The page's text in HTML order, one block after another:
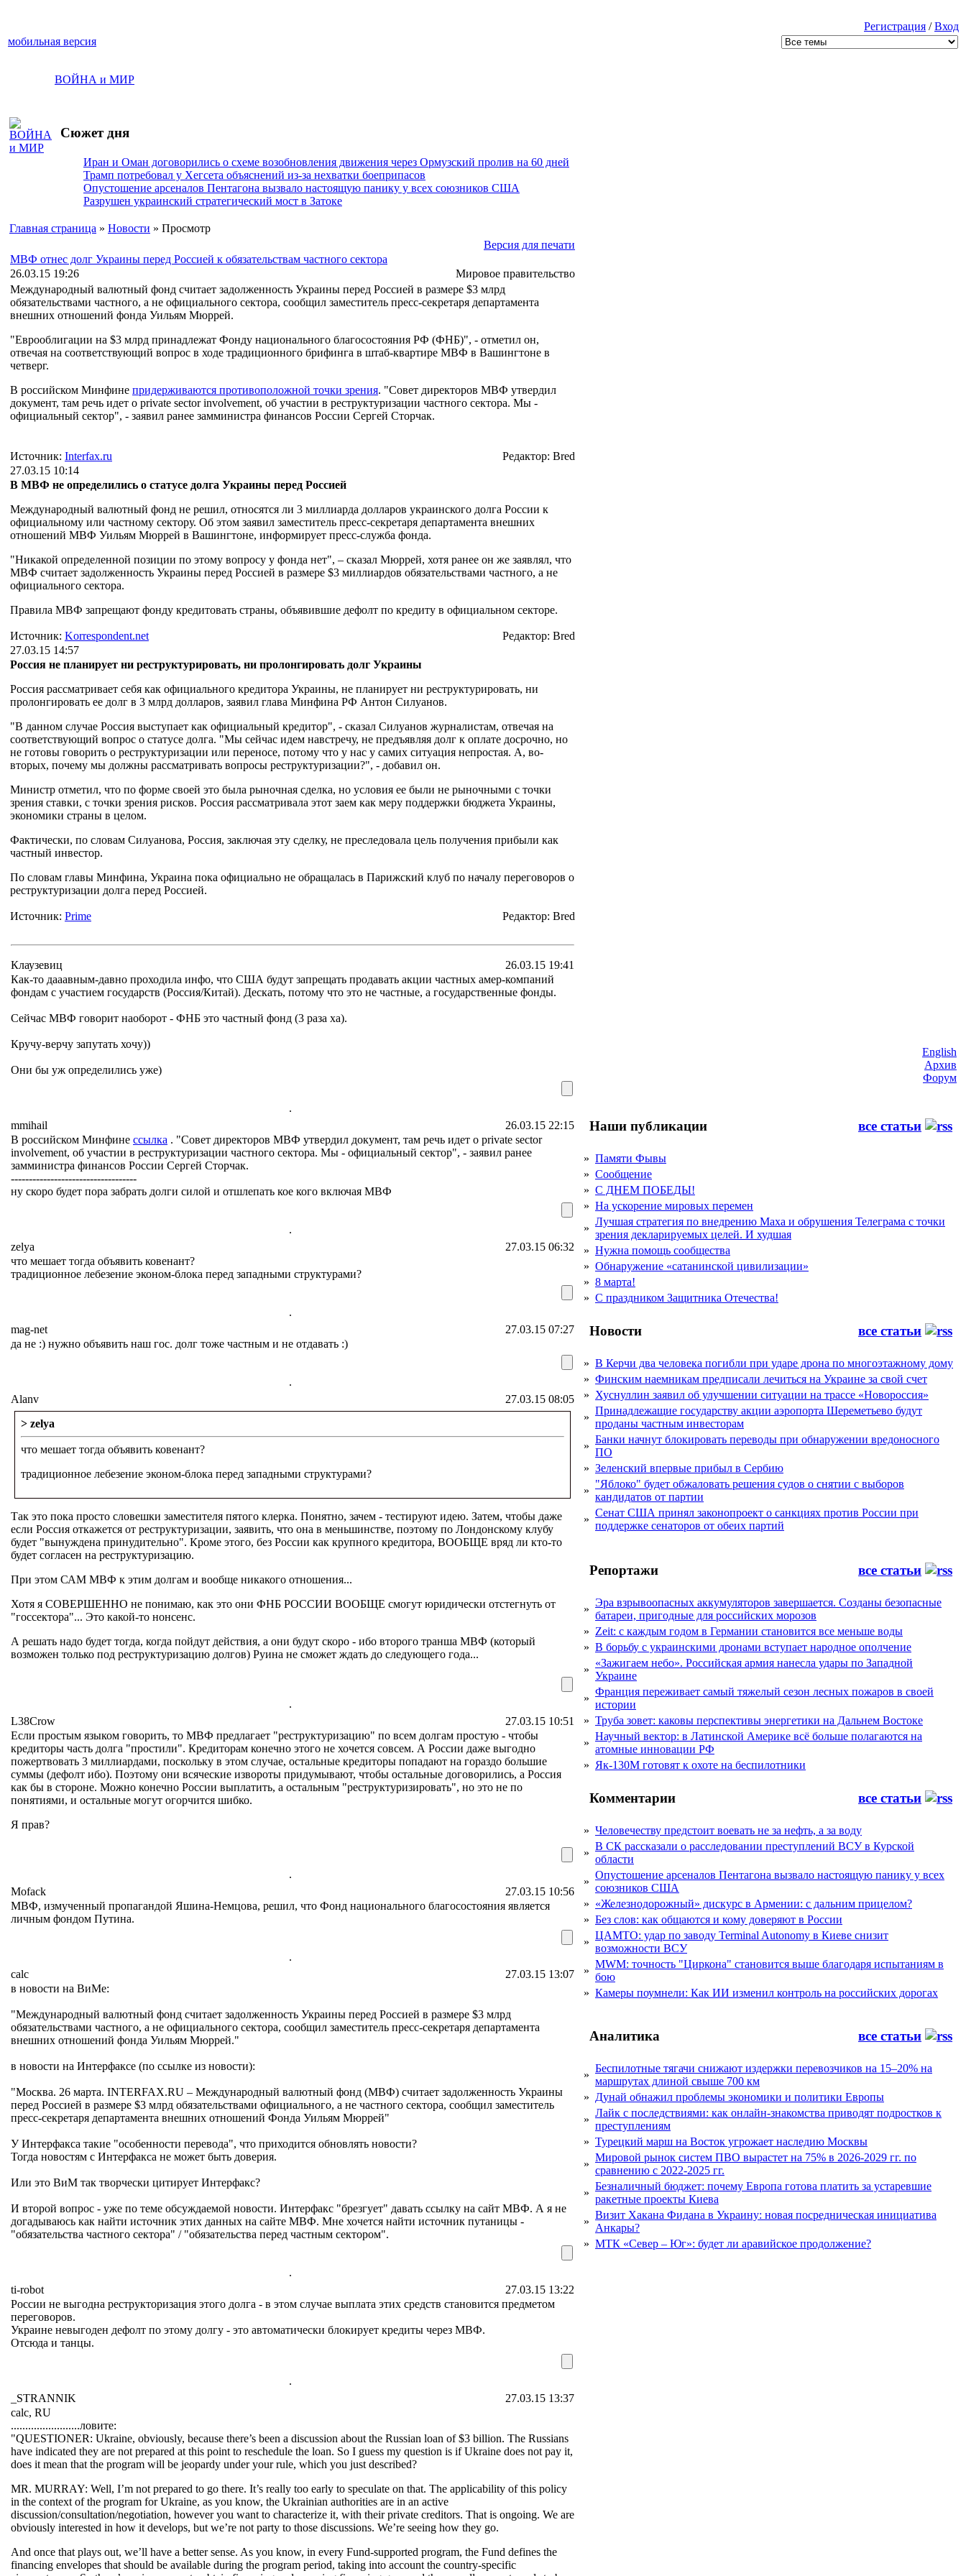
Регистрация /Вход
мобильная версия
ВОЙНА и МИР
Сюжет дня
Иран и Оман договорились о схеме возобновления движения через Ормузский пролив на 60 дней
Трамп потребовал у Хегсета объяснений из-за нехватки боеприпасов
Опустошение арсеналов Пентагона вызвало настоящую панику у всех союзников США
Разрушен украинский стратегический мост в Затоке
Главная страница » Новости » Просмотр
Версия для печати
МВФ отнес долг Украины перед Россией к обязательствам частного сектора
26.03.15 19:26
Мировое правительство
Международный валютный фонд считает задолженность Украины перед Россией в размере $3 млрд
обязательствами частного, а не официального сектора, сообщил заместитель пресс-секретаря департамента
внешних отношений фонда Уильям Мюррей.
"Еврооблигации на $3 млрд принадлежат Фонду национального благосостояния РФ (ФНБ)", - отметил он,
отвечая на соответствующий вопрос в ходе традиционного брифинга в штаб-квартире МВФ в Вашингтоне в
четверг.
В российском Минфине придерживаются противоположной точки зрения. "Совет директоров МВФ утвердил
документ, там речь идет о private sector involvement, об участии в реструктуризации частного сектора. Мы -
официальный сектор", - заявил ранее замминистра финансов России Сергей Сторчак.
Источник: Interfax.ru
Редактор: Bred
27.03.15 10:14
В МВФ не определились о статусе долга Украины перед Россией
Международный валютный фонд не решил, относятся ли 3 миллиарда долларов украинского долга России к
официальному или частному сектору. Об этом заявил заместитель пресс-секретаря департамента внешних
отношений МВФ Уильям Мюррей в Вашингтоне, информирует пресс-служба фонда.
"Никакой определенной позиции по этому вопросу у фонда нет", – сказал Мюррей, хотя ранее он же заявлял, что
МВФ считает задолженность Украины перед Россией в размере $3 миллиардов обязательствами частного, а не
официального сектора.
Правила МВФ запрещают фонду кредитовать страны, объявившие дефолт по кредиту в официальном секторе.
Источник: Korrespondent.net
Редактор: Bred
27.03.15 14:57
Россия не планирует ни реструктурировать, ни пролонгировать долг Украины
Россия рассматривает себя как официального кредитора Украины, не планирует ни реструктурировать, ни
пролонгировать ее долг в 3 млрд долларов, заявил глава Минфина РФ Антон Силуанов.
"В данном случае Россия выступает как официальный кредитор", - сказал Силуанов журналистам, отвечая на
соответствующий вопрос о статусе долга. "Мы сейчас идем навстречу, не предъявляя долг к оплате досрочно, но
не готовы говорить о реструктуризации или переносе, потому что у нас у самих ситуация непростая. А, во-
вторых, почему мы должны рассматривать вопросы реструктуризации?", - добавил он.
Министр отметил, что по форме своей это была рыночная сделка, но условия ее были не рыночными с точки
зрения ставки, с точки зрения рисков. Россия рассматривала этот заем как меру поддержки бюджета Украины,
экономики страны в целом.
Фактически, по словам Силуанова, Россия, заключая эту сделку, не преследовала цель получения прибыли как
частный инвестор.
По словам главы Минфина, Украина пока официально не обращалась в Парижский клуб по началу переговоров о
реструктуризации долга перед Россией.
Источник: Prime Редактор: Bred
Клаузевиц
26.03.15 19:41
Как-то дааавным-давно проходила инфо, что США будут запрещать продавать акции частных амер-компаний
фондам с участием государств (Россия/Китай). Дескать, потому что это не частные, а государственные фонды.
Сейчас МВФ говорит наоборот - ФНБ это частный фонд (3 раза ха).
Кручу-верчу запутать хочу))
Они бы уж определились уже)
.
mmihail
26.03.15 22:15
В российском Минфине ссылка . "Совет директоров МВФ утвердил документ, там речь идет о private sector
involvement, об участии в реструктуризации частного сектора. Мы - официальный сектор", - заявил ранее
замминистра финансов России Сергей Сторчак.
-----------------------------------
ну скоро будет пора забрать долги силой и отшлепать кое кого включая МВФ
.
zelya
27.03.15 06:32
что мешает тогда объявить ковенант?
традиционное лебезение эконом-блока перед западными структурами?
.
mag-net
27.03.15 07:27
да не :) нужно объявить наш гос. долг тоже частным и не отдавать :)
.
Alanv
27.03.15 08:05
> zelya
что мешает тогда объявить ковенант?
традиционное лебезение эконом-блока перед западными структурами?
Так это пока просто словешки заместителя пятого клерка. Понятно, зачем - тестируют идею. Затем, чтобы даже
если Россия откажется от реструктуризации, заявить, что она в меньшинстве, поэтому по Лондонскому клубу
будет "вынуждена принудительно". Кроме этого, без России как крупного кредитора, ВООБЩЕ вряд ли кто-то
будет согласен на реструктуризацию.
При этом САМ МВФ к этим долгам и вообще никакого отношения...
Хотя я СОВЕРШЕННО не понимаю, как это они ФНБ РОССИИ ВООБЩЕ смогут юридически отстегнуть от
"госсектора"... Это какой-то нонсенс.
А решать надо будет тогда, когда пойдут действия, а они будут скоро - ибо второго транша МВФ (который
возможен только под реструктуризацию долгов) Руина не сможет ждать до следующего года...
.
L38Crow
27.03.15 10:51
Если простым языком говорить, то МВФ предлагает "реструктуризацию" по всем долгам простую - чтобы
кредиторы часть долга "простили". Кредиторам конечно этого не хочется совсем. А России даже выгодно
пожертвовать 3 миллиардами, поскольку в этом случае, остальные кредиторы попадают на гораздо большие
суммы (дефолт ибо). Поэтому они всяческие извороты придумывают, чтобы остальные договорились, а Россия
как бы в стороне. Можно конечно России выплатить, а остальным "реструктуризировать", но это не по
понятиями, и остальные могут огорчится шибко.
Я прав?
.
Mofack
27.03.15 10:56
МВФ, измученный пропагандой Яшина-Немцова, решил, что Фонд национального благосостояния является
личным фондом Путина.
.
calc
27.03.15 13:07
в новости на ВиМе:
"Международный валютный фонд считает задолженность Украины перед Россией в размере $3 млрд
обязательствами частного, а не официального сектора, сообщил заместитель пресс-секретаря департамента
внешних отношений фонда Уильям Мюррей."
в новости на Интерфаксе (по ссылке из новости):
"Москва. 26 марта. INTERFAX.RU – Международный валютный фонд (МВФ) считает задолженность Украины
перед Россией в размере $3 млрд обязательствами официального, а не частного сектора, сообщил заместитель
пресс-секретаря департамента внешних отношений Фонда Уильям Мюррей"
У Интерфакса такие "особенности перевода", что приходится обновлять новости?
Тогда новостям с Интерфакса не может быть доверия.
Или это ВиМ так творчески цитирует Интерфакс?
И второй вопрос - уже по теме обсуждаемой новости. Интерфакс "брезгует" давать ссылку на сайт МВФ. А я не
догадываюсь как найти источник этих данных на сайте МВФ. Мне хочется найти источник путаницы -
"обязательства частного сектора" / "обязательства перед частным сектором".
.
ti-robot
27.03.15 13:22
России не выгодна реструкторизация этого долга - в этом случае выплата этих средств становится предметом
переговоров.
Украине невыгоден дефолт по этому долгу - это автоматически блокирует кредиты через МВФ.
Отсюда и танцы.
.
_STRANNIK
27.03.15 13:37
calc, RU
........................ловите:
"QUESTIONER: Ukraine, obviously, because there’s been a discussion about the Russian loan of $3 billion. The Russians
have indicated they are not prepared at this point to reschedule the loan. So I guess my question is if Ukraine does not pay it,
does it mean that the program will be jeopardy under your rule, which you just described?
MR. MURRAY: Well, I’m not prepared to go there. It’s really too early to speculate on that. The applicability of this policy
in the context of the program for Ukraine, as you know, the Ukrainian authorities are in an active
discussion/consultation/negotiation, however you want to characterize it, with their private creditors. That is ongoing. We are
obviously interested in how it develops, but we’re not party to those discussions. We’re seeing how they go.
And once that plays out, we’ll have a better sense. As you know, in every Fund-supported program, the Fund defines the
financing envelopes that should be available during the program period, taking into account the country-specific
English
Архив
Форум
Наши публикации все статьи
» Памяти Фывы
» Сообщение
» С ДНЕМ ПОБЕДЫ!
» На ускорение мировых перемен
»
Лучшая стратегия по внедрению Маха и обрушения Телеграма с точки
зрения декларируемых целей. И худшая
» Нужна помощь сообщества
» Обнаружение «сатанинской цивилизации»
» 8 марта!
» С праздником Защитника Отечества!
Новости все статьи
» В Керчи два человека погибли при ударе дрона по многоэтажному дому
» Финским наемникам предписали лечиться на Украине за свой счет
» Хуснуллин заявил об улучшении ситуации на трассе «Новороссия»
»
Принадлежащие государству акции аэропорта Шереметьево будут
проданы частным инвесторам
»
Банки начнут блокировать переводы при обнаружении вредоносного
ПО
» Зеленский впервые прибыл в Сербию
»
"Яблоко" будет обжаловать решения судов о снятии с выборов
кандидатов от партии
»
Сенат США принял законопроект о санкциях против России при
поддержке сенаторов от обеих партий
Репортажи все статьи
»
Эра взрывоопасных аккумуляторов завершается. Созданы безопасные
батареи, пригодные для российских морозов
» Zeit: с каждым годом в Германии становится все меньше воды
» В борьбу с украинскими дронами вступает народное ополчение
»
«Зажигаем небо». Российская армия нанесла удары по Западной
Украине
»
Франция переживает самый тяжелый сезон лесных пожаров в своей
истории
» Труба зовет: каковы перспективы энергетики на Дальнем Востоке
»
Научный вектор: в Латинской Америке всё больше полагаются на
атомные инновации РФ
» Як-130М готовят к охоте на беспилотники
Комментарии все статьи
» Человечеству предстоит воевать не за нефть, а за воду
»
В СК рассказали о расследовании преступлений ВСУ в Курской
области
»
Опустошение арсеналов Пентагона вызвало настоящую панику у всех
союзников США
» «Железнодорожный» дискурс в Армении: с дальним прицелом?
» Без слов: как общаются и кому доверяют в России
»
ЦАМТО: удар по заводу Terminal Autonomy в Киеве снизит
возможности ВСУ
»
MWM: точность "Циркона" становится выше благодаря испытаниям в
бою
» Камеры поумнели: Как ИИ изменил контроль на российских дорогах
Аналитика все статьи
»
Беспилотные тягачи снижают издержки перевозчиков на 15–20% на
маршрутах длиной свыше 700 км
» Дунай обнажил проблемы экономики и политики Европы
»
Лайк с последствиями: как онлайн-знакомства приводят подростков к
преступлениям
» Турецкий марш на Восток угрожает наследию Москвы
»
Мировой рынок систем ПВО вырастет на 75% в 2026-2029 гг. по
сравнению с 2022-2025 гг.
»
Безналичный бюджет: почему Европа готова платить за устаревшие
ракетные проекты Киева
»
Визит Хакана Фидана в Украину: новая посредническая инициатива
Анкары?
» МТК «Север – Юг»: будет ли аравийское продолжение?